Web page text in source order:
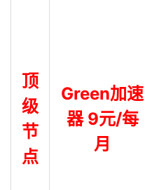
顶
级
节
点
Green加速
器 9元/每
月